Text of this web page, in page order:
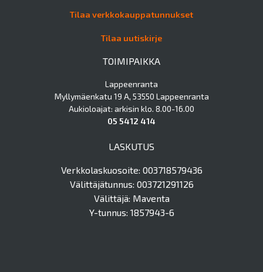
Tilaa verkkokauppatunnukset
Tilaa uutiskirje
TOIMIPAIKKA
Lappeenranta
Myllymäenkatu 19 A, 53550 Lappeenranta
Aukioloajat: arkisin klo. 8.00-16.00
05 5412 414
LASKUTUS
Verkkolaskuosoite: 003718579436
Välittäjätunnus: 003721291126
Välittäjä: Maventa
Y-tunnus: 1857943-6